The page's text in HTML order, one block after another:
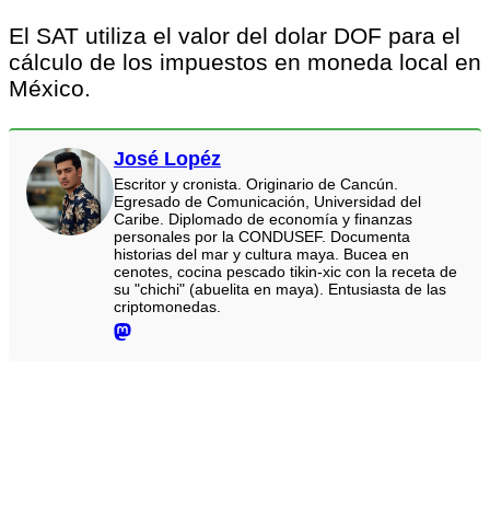
El SAT utiliza el valor del dolar DOF para el
cálculo de los impuestos en moneda local en
México.
José Lopéz
Escritor y cronista. Originario de Cancún.
Egresado de Comunicación, Universidad del
Caribe. Diplomado de economía y finanzas
personales por la CONDUSEF. Documenta
historias del mar y cultura maya. Bucea en
cenotes, cocina pescado tikin-xic con la receta de
su "chichi" (abuelita en maya). Entusiasta de las
criptomonedas.